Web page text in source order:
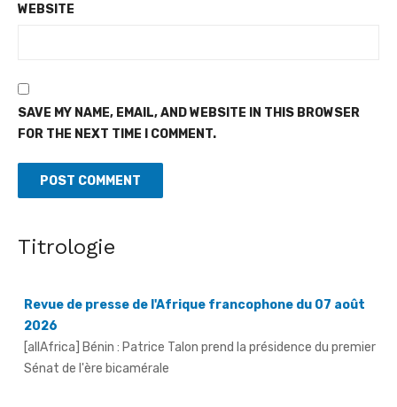
WEBSITE
SAVE MY NAME, EMAIL, AND WEBSITE IN THIS BROWSER
FOR THE NEXT TIME I COMMENT.
Titrologie
Revue de presse de l'Afrique francophone du 07 août
Sénat de l'ère bicamérale